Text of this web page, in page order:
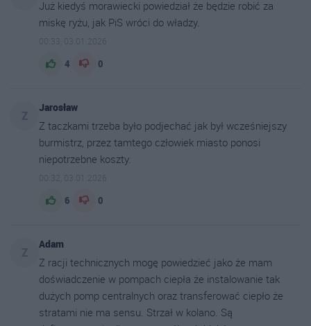
Już kiedyś morawiecki powiedział że będzie robić za
miskę ryżu, jak PiS wróci do władzy.
00:33, 03.01.2026
4 0
Jarosław
Z taczkami trzeba było podjechać jak był wcześniejszy
burmistrz, przez tamtego człowiek miasto ponosi
niepotrzebne koszty.
00:32, 03.01.2026
6 0
Adam
Z racji technicznych mogę powiedzieć jako że mam
doświadczenie w pompach ciepła że instalowanie tak
dużych pomp centralnych oraz transferować ciepło że
stratami nie ma sensu. Strzał w kolano. Są